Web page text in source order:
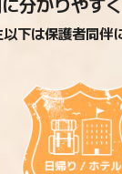
下は保護者同伴